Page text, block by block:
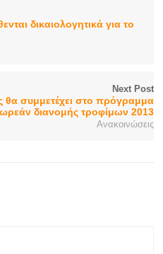
δικαιολογητικά για το
Next Post
θα συμμετέχει στο πρόγραμμα
διανομής τροφίμων 2013
Ανακοινώσεις